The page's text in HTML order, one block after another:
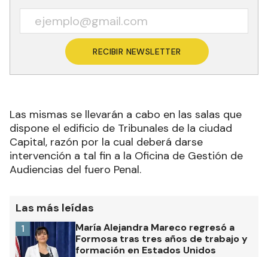
RECIBIR NEWSLETTER
Las mismas se llevarán a cabo en las salas que
dispone el edificio de Tribunales de la ciudad
Capital, razón por la cual deberá darse
intervención a tal fin a la Oficina de Gestión de
Audiencias del fuero Penal.
Las más leídas
María Alejandra Mareco regresó a
Formosa tras tres años de trabajo y
formación en Estados Unidos
1